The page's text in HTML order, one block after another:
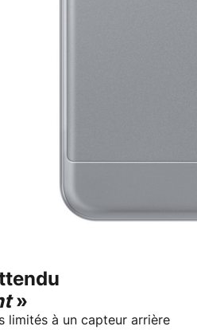
»
limités à un capteur arrière